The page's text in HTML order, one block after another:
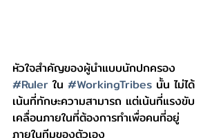
หัวใจสำคัญของผู้นำแบบนักปกครอง
#Ruler ใน #WorkingTribes นั้น ไม่ได้
เน้นที่ทักษะความสามารถ แต่เน้นที่แรงขับ
เคลื่อนภายในที่ต้องการทำเพื่อคนที่อยู่
ภายในทีมของตัวเอง